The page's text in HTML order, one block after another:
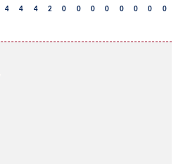
4 4 4 2 0 0 0 0 0 0 0 0